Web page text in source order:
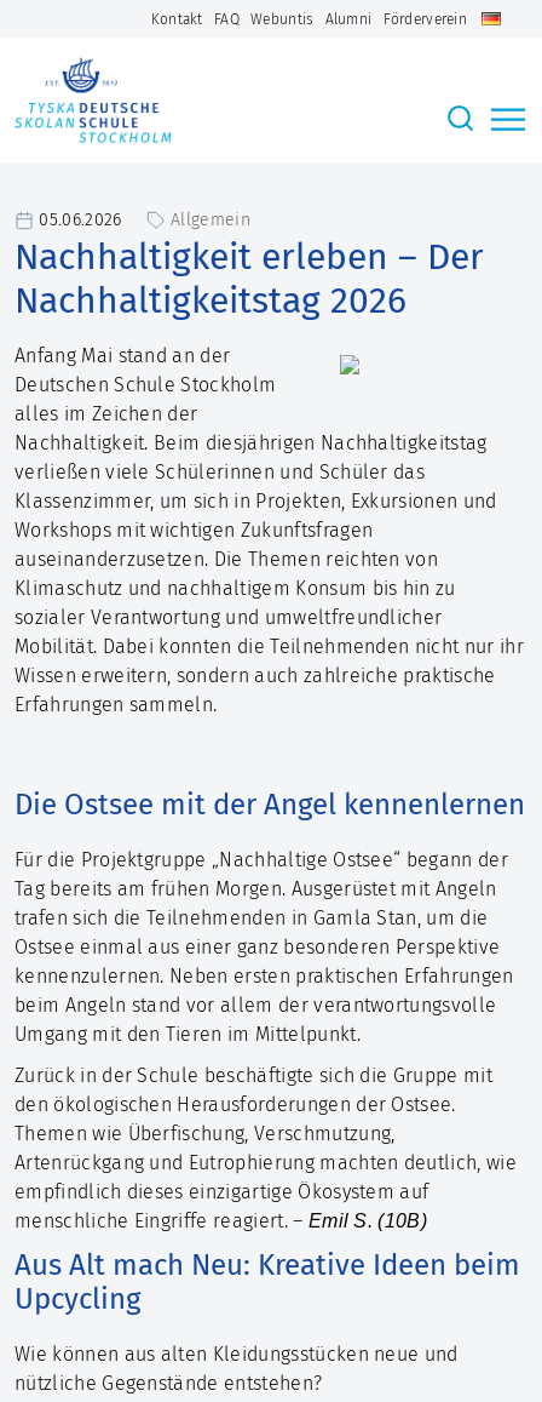
Kontakt FAQ Webuntis Alumni Förderverein
05.06.2026 Allgemein
Nachhaltigkeit erleben – Der
Nachhaltigkeitstag 2026
Anfang Mai stand an der
Deutschen Schule Stockholm
alles im Zeichen der
Nachhaltigkeit. Beim diesjährigen Nachhaltigkeitstag
verließen viele Schülerinnen und Schüler das
Klassenzimmer, um sich in Projekten, Exkursionen und
Workshops mit wichtigen Zukunftsfragen
auseinanderzusetzen. Die Themen reichten von
Klimaschutz und nachhaltigem Konsum bis hin zu
sozialer Verantwortung und umweltfreundlicher
Mobilität. Dabei konnten die Teilnehmenden nicht nur ihr
Wissen erweitern, sondern auch zahlreiche praktische
Erfahrungen sammeln.
Die Ostsee mit der Angel kennenlernen
Für die Projektgruppe „Nachhaltige Ostsee“ begann der
Tag bereits am frühen Morgen. Ausgerüstet mit Angeln
trafen sich die Teilnehmenden in Gamla Stan, um die
Ostsee einmal aus einer ganz besonderen Perspektive
kennenzulernen. Neben ersten praktischen Erfahrungen
beim Angeln stand vor allem der verantwortungsvolle
Umgang mit den Tieren im Mittelpunkt.
Zurück in der Schule beschäftigte sich die Gruppe mit
den ökologischen Herausforderungen der Ostsee.
Themen wie Überfischung, Verschmutzung,
Artenrückgang und Eutrophierung machten deutlich, wie
empfindlich dieses einzigartige Ökosystem auf
menschliche Eingriffe reagiert. – Emil S. (10B)
Aus Alt mach Neu: Kreative Ideen beim
Upcycling
Wie können aus alten Kleidungsstücken neue und
nützliche Gegenstände entstehen?